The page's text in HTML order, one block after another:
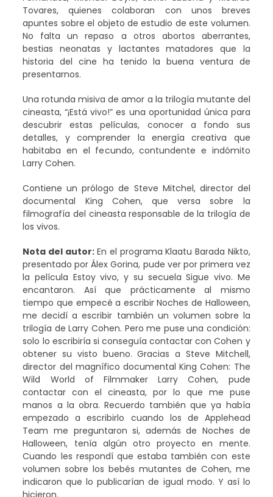
Tovares, quienes colaboran con unos breves
apuntes sobre el objeto de estudio de este volumen.
No falta un repaso a otros abortos aberrantes,
bestias neonatas y lactantes matadores que la
historia del cine ha tenido la buena ventura de
presentarnos.
Una rotunda misiva de amor a la trilogía mutante del
cineasta, “¡Está vivo!” es una oportunidad única para
descubrir estas películas, conocer a fondo sus
detalles, y comprender la energía creativa que
habitaba en el fecundo, contundente e indómito
Larry Cohen.
Contiene un prólogo de Steve Mitchel, director del
documental King Cohen, que versa sobre la
filmografía del cineasta responsable de la trilogía de
los vivos.
Nota del autor:En el programa Klaatu Barada Nikto,
presentado por Álex Gorina, pude ver por primera vez
la película Estoy vivo, y su secuela Sigue vivo. Me
encantaron. Así que prácticamente al mismo
tiempo que empecé a escribir Noches de Halloween,
me decidí a escribir también un volumen sobre la
trilogía de Larry Cohen. Pero me puse una condición:
solo lo escribiría si conseguía contactar con Cohen y
obtener su visto bueno. Gracias a Steve Mitchell,
director del magnífico documental King Cohen: The
Wild World of Filmmaker Larry Cohen, pude
contactar con el cineasta, por lo que me puse
manos a la obra. Recuerdo también que ya había
empezado a escribirlo cuando los de Applehead
Team me preguntaron si, además de Noches de
Halloween, tenía algún otro proyecto en mente.
Cuando les respondí que estaba también con este
volumen sobre los bebés mutantes de Cohen, me
indicaron que lo publicarían de igual modo. Y así lo
hicieron.